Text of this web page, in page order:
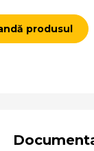
produsul